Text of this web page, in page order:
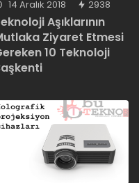
14 Aralık 2018 2938
Aşıklarının
Ziyaret Etmesi
10 Teknoloji